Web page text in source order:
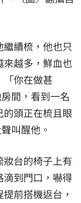
續梳，他也只
越多，鮮血也
「你在做甚
間，看到一名
頭正在梳且眼
叫醒他。
台的椅子上有
到門口，嚇得
前搭機返台，